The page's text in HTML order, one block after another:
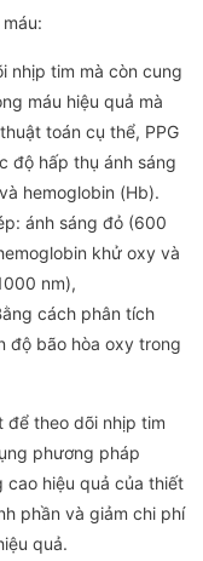
nhịp tim mà còn cung
máu hiệu quả mà
toán cụ thể, PPG
độ hấp thụ ánh sáng
hemoglobin (Hb).
ánh sáng đỏ (600
khử oxy và
nm),
cách phân tích
độ bão hòa oxy trong
để theo dõi nhịp tim
phương pháp
cao hiệu quả của thiết
phần và giảm chi phí
quả.